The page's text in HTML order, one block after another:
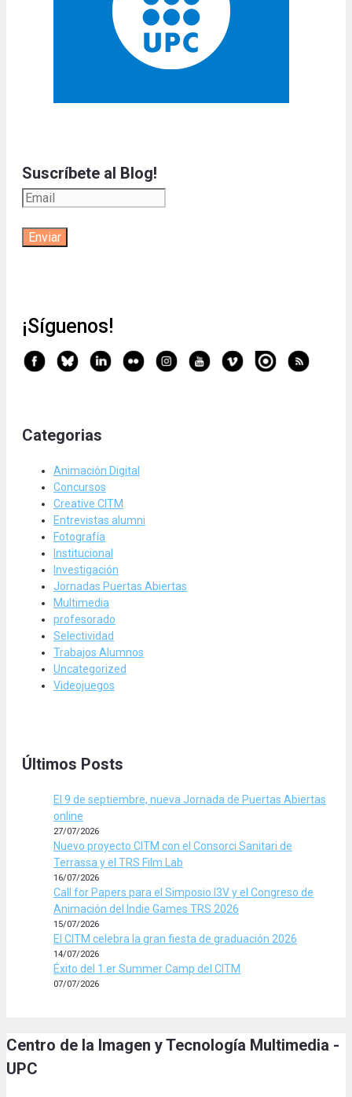
Suscríbete al Blog!
¡Síguenos!
Categorias
Animación Digital
Concursos
Creative CITM
Entrevistas alumni
Fotografía
Institucional
Investigación
Jornadas Puertas Abiertas
Multimedia
profesorado
Selectividad
Trabajos Alumnos
Uncategorized
Videojuegos
Últimos Posts
El 9 de septiembre, nueva Jornada de Puertas Abiertas
online
27/07/2026
Nuevo proyecto CITM con el Consorci Sanitari de
Terrassa y el TRS Film Lab
16/07/2026
Call for Papers para el Simposio I3V y el Congreso de
Animación del Indie Games TRS 2026
15/07/2026
El CITM celebra la gran fiesta de graduación 2026
14/07/2026
Éxito del 1.er Summer Camp del CITM
07/07/2026
Centro de la Imagen y Tecnología Multimedia -
UPC